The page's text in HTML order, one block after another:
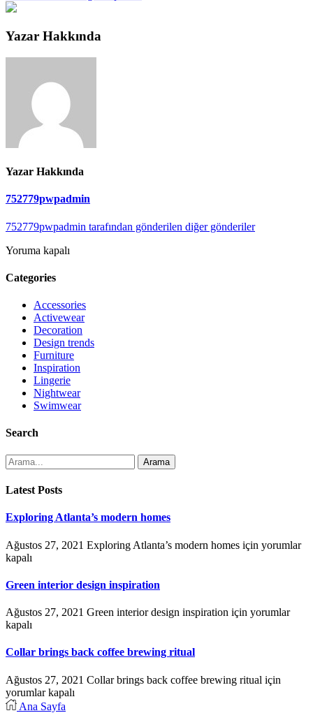
Yazar Hakkında
Yazar Hakkında
752779pwpadmin
752779pwpadmin tarafından gönderilen diğer gönderiler
Yoruma kapalı
Categories
Accessories
Activewear
Decoration
Design trends
Furniture
Inspiration
Lingerie
Nightwear
Swimwear
Search
Arama
Latest Posts
Exploring Atlanta’s modern homes
Ağustos 27, 2021 Exploring Atlanta’s modern homes için yorumlar
kapalı
Green interior design inspiration
Ağustos 27, 2021 Green interior design inspiration için yorumlar
kapalı
Collar brings back coffee brewing ritual
Ağustos 27, 2021 Collar brings back coffee brewing ritual için
yorumlar kapalı
Ana Sayfa